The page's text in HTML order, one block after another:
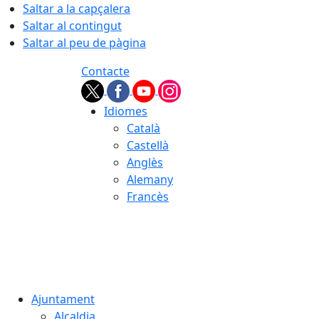
Saltar a la capçalera
Saltar al contingut
Saltar al peu de pàgina
Contacte
Idiomes
Català
Castellà
Anglès
Alemany
Francès
Ajuntament